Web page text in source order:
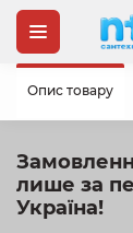
лише за
Україна!
Опис товару